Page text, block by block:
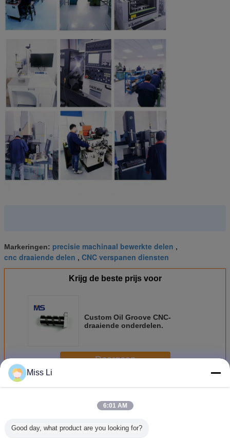
Markeringen: precisie machinaal bewerkte delen ,
cnc draaiende delen , CNC verspanen diensten
Krijg de beste prijs voor
Custom Oil Groove CNC-
draaiende onderdelen.
Doorgaan
MeerDe Componenten van de precisievorm
Miss Li
6:01 AM
Good day, what product are you looking for?